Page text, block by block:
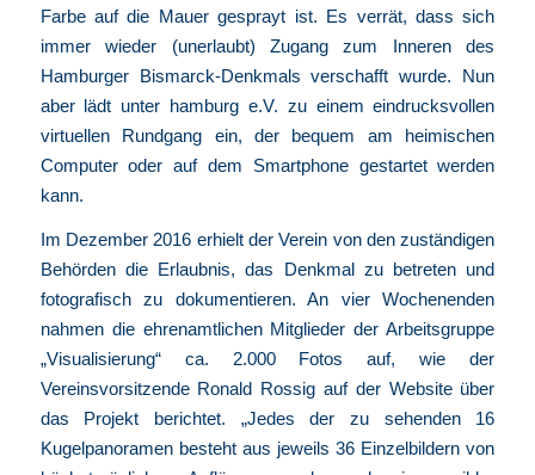
Farbe auf die Mauer gesprayt ist. Es verrät, dass sich
immer wieder (unerlaubt) Zugang zum Inneren des
Hamburger Bismarck-Denkmals verschafft wurde. Nun
aber lädt unter hamburg e.V. zu einem eindrucksvollen
virtuellen Rundgang ein, der bequem am heimischen
Computer oder auf dem Smartphone gestartet werden
kann.
Im Dezember 2016 erhielt der Verein von den zuständigen
Behörden die Erlaubnis, das Denkmal zu betreten und
fotografisch zu dokumentieren. An vier Wochenenden
nahmen die ehrenamtlichen Mitglieder der Arbeitsgruppe
„Visualisierung“ ca. 2.000 Fotos auf, wie der
Vereinsvorsitzende Ronald Rossig auf der Website über
das Projekt berichtet. „Jedes der zu sehenden 16
Kugelpanoramen besteht aus jeweils 36 Einzelbildern von